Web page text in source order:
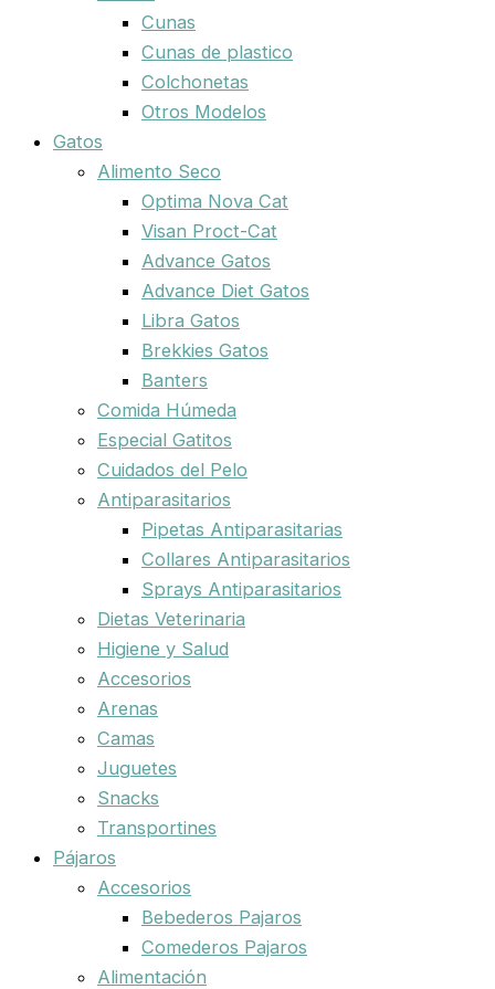
Cunas
Cunas de plastico
Colchonetas
Otros Modelos
Gatos
Alimento Seco
Optima Nova Cat
Visan Proct-Cat
Advance Gatos
Advance Diet Gatos
Libra Gatos
Brekkies Gatos
Banters
Comida Húmeda
Especial Gatitos
Cuidados del Pelo
Antiparasitarios
Pipetas Antiparasitarias
Collares Antiparasitarios
Sprays Antiparasitarios
Dietas Veterinaria
Higiene y Salud
Accesorios
Arenas
Camas
Juguetes
Snacks
Transportines
Pájaros
Accesorios
Bebederos Pajaros
Comederos Pajaros
Alimentación